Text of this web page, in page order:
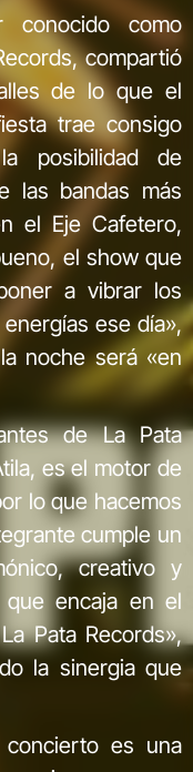
conocido como
compartió
de lo que el
trae consigo
posibilidad de
las bandas más
el Eje Cafetero,
el show que
a vibrar los
ese día»,
noche será «en
de La Pata
es el motor de
lo que hacemos
cumple un
creativo y
que encaja en el
Pata Records»,
la sinergia que
concierto es una